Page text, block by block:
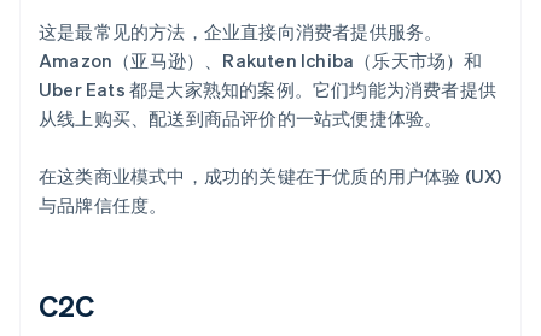
这是最常见的方法，企业直接向消费者提供服务。
Amazon（亚马逊）、Rakuten Ichiba（乐天市场）和
Uber Eats 都是大家熟知的案例。它们均能为消费者提供
从线上购买、配送到商品评价的一站式便捷体验。
在这类商业模式中，成功的关键在于优质的用户体验 (UX)
与品牌信任度。
C2C